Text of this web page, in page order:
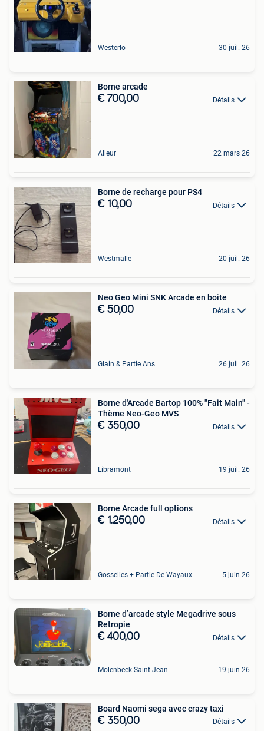
Westerlo 30 juil. 26
Borne arcade
€ 700,00 Détails
Alleur 22 mars 26
Borne de recharge pour PS4
€ 10,00 Détails
Westmalle 20 juil. 26
Neo Geo Mini SNK Arcade en boite
€ 50,00 Détails
Glain & Partie Ans 26 juil. 26
Borne d'Arcade Bartop 100% "Fait Main" -
Thème Neo-Geo MVS
€ 350,00 Détails
Libramont 19 juil. 26
Borne Arcade full options
€ 1.250,00 Détails
Gosselies + Partie De Wayaux 5 juin 26
Borne d’arcade style Megadrive sous
Retropie
€ 400,00 Détails
Molenbeek-Saint-Jean 19 juin 26
Board Naomi sega avec crazy taxi
€ 350,00 Détails